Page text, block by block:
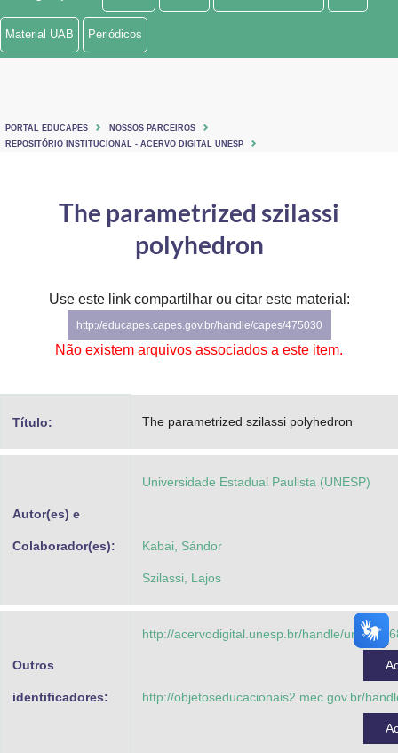
Ministério de Minas e Energia
Ministério do Turismo
Controladoria-Geral da União
Ministério da Mulher, da Família e dos Direitos Humanos
Secretaria-Geral
Advocacia-Geral da União
Banco Central do Brasil
Material UAB Periódicos
PORTAL EDUCAPES
NOSSOS PARCEIROS
REPOSITÓRIO INSTITUCIONAL - ACERVO DIGITAL UNESP
The parametrized szilassi
polyhedron
Use este link compartilhar ou citar este material:
http://educapes.capes.gov.br/handle/capes/475030
Não existem arquivos associados a este item.
Título: The parametrized szilassi polyhedron
Autor(es) e
Colaborador(es):
Universidade Estadual Paulista (UNESP)
Kabai, Sándor
Szilassi, Lajos
Outros
identificadores:
http://acervodigital.unesp.br/handle/unesp/
http://objetoseducacionais2.mec.gov.br/